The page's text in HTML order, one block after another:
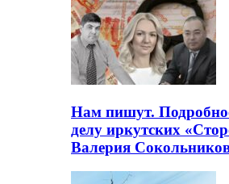
Нам пишут.
делу иркутских
Валерия